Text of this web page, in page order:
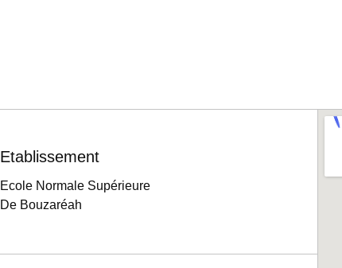
Etablissement
Ecole Normale Supérieure
De Bouzaréah